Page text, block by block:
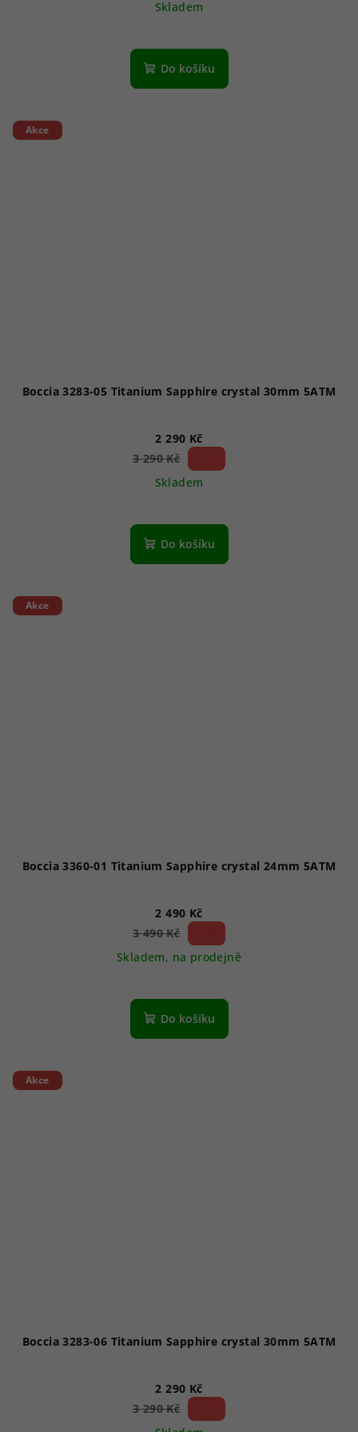
Skladem
Do košíku
Akce
Boccia 3283-05 Titanium Sapphire crystal 30mm 5ATM
2 290 Kč
3 290 Kč
Skladem
Do košíku
Akce
Boccia 3360-01 Titanium Sapphire crystal 24mm 5ATM
2 490 Kč
3 490 Kč
Skladem, na prodejně
Do košíku
Akce
Boccia 3283-06 Titanium Sapphire crystal 30mm 5ATM
2 290 Kč
3 290 Kč